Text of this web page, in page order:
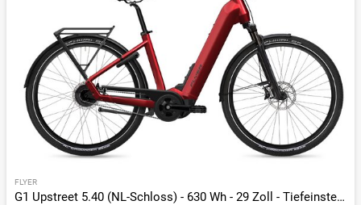
FLYER
G1 Upstreet 5.40 (NL-Schloss) - 630 Wh - 29 Zoll - Tiefeinsteiger